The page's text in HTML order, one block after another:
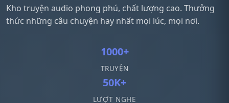
Kho truyện audio phong phú, chất lượng cao. Thưởng
thức những câu chuyện hay nhất mọi lúc, mọi nơi.
1000+
TRUYỆN
50K+
LƯỢT NGHE